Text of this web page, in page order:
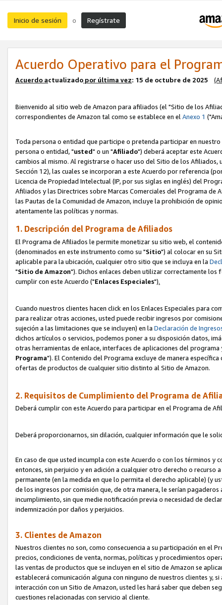
Inicio de sesión o Regístrate
Acuerdo Operativo para el
Acuerdo actualizado por última vez: 15 de octubre de 2025
Bienvenido al sitio web de Amazon para afiliados (el "Sitio de los
correspondientes de Amazon tal como se establece en elAnexo 1
Toda persona o entidad que participe o pretenda participar en
persona o entidad, "usted" o un "Afiliado") deberá aceptar este
cambios al mismo. Al registrarse o hacer uso del Sitio de los
Sección 12), las cuales se incorporan a este Acuerdo por referencia
Licencia de Propiedad Intelectual (IP, por sus siglas en inglés) del
Afiliados y las Directrices sobre Marcas Comerciales del Programa
las Pautas de la Comunidad de Amazon, incluye la prohibición de
atentamente las políticas y normas.
1. Descripción del Programa de Afiliados
El Programa de Afiliados le permite monetizar su sitio web, el
(denominados en este instrumento como su "Sitio") al colocar en su
aplicable para la ubicación, cualquier otro sitio que se incluya en la
"Sitio de Amazon"). Dichos enlaces deben utilizar correctamente los
cumplir con este Acuerdo ("Enlaces Especiales").
Cuando nuestros clientes hacen click en los Enlaces Especiales para
para realizar otras acciones, usted puede recibir ingresos por
sujeción a las limitaciones que se incluyen) en la Declaración de
dichos artículos o servicios, podemos poner a su disposición datos,
otras herramientas de enlace, interfaces de aplicaciones del
Programa"). El Contenido del Programa excluye de manera
ofertas de productos de cualquier sitio distinto al Sitio de Amazon.
2. Requisitos de Cumplimiento del Programa de
Deberá cumplir con este Acuerdo para participar en el Programa de
Deberá proporcionarnos, sin dilación, cualquier información que le
En caso de que usted incumpla con este Acuerdo o con los términos
entonces, sin perjuicio y en adición a cualquier otro derecho o
permanente (en la medida en que lo permita el derecho aplicable) (y
de los ingresos por comisión que, de otra manera, le serían
incumplimiento, sin que medie notificación previa o necesidad de
indemnización por daños y perjuicios.
3. Clientes de Amazon
Nuestros clientes no son, como consecuencia a su participación en el
precios, condiciones de venta, normas, políticas y procedimientos
las ventas de productos que se incluyen en el sitio de Amazon se
establecerá comunicación alguna con ninguno de nuestros clientes y,
interacción con un Sitio de Amazon, usted les hará saber que deben
cuestiones relacionadas con servicio al cliente.